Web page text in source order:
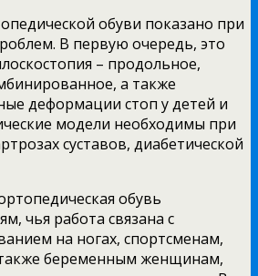
обуви показано при
В первую очередь, это
– продольное,
а также
деформации стоп у детей и
модели необходимы при
суставов, диабетической
обувь
чья работа связана с
на ногах, спортсменам,
беременным женщинам,